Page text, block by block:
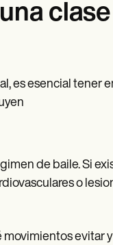
es esencial tener
de baile. Si
o
movimientos evitar